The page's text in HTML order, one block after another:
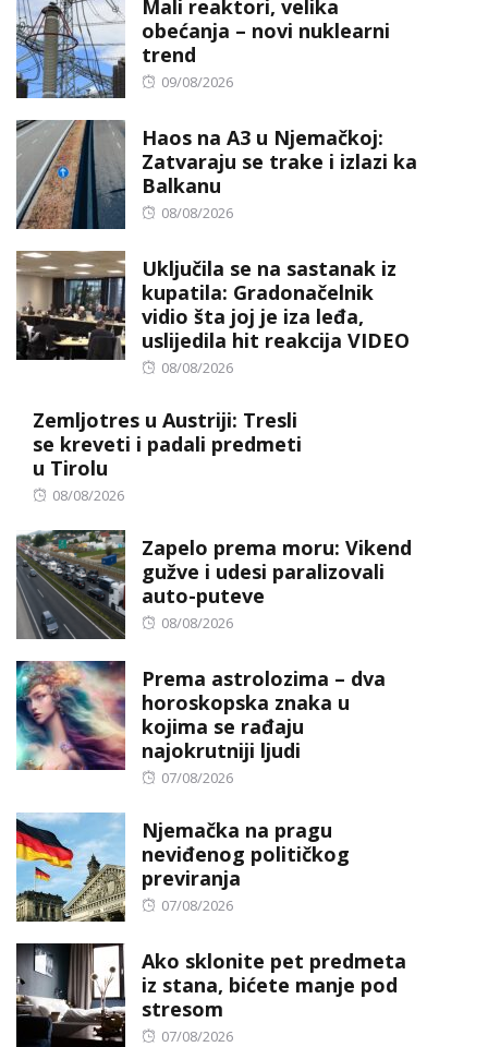
Mali reaktori, velika
obećanja – novi nuklearni
trend
Posted
09/08/2026
Haos na A3 u Njemačkoj:
Zatvaraju se trake i izlazi ka
Balkanu
Posted
08/08/2026
Uključila se na sastanak iz
kupatila: Gradonačelnik
vidio šta joj je iza leđa,
uslijedila hit reakcija VIDEO
Posted
08/08/2026
Zemljotres u Austriji: Tresli
se kreveti i padali predmeti
u Tirolu
Posted
08/08/2026
Zapelo prema moru: Vikend
gužve i udesi paralizovali
auto-puteve
Posted
08/08/2026
Prema astrolozima – dva
horoskopska znaka u
kojima se rađaju
najokrutniji ljudi
Posted
07/08/2026
Njemačka na pragu
neviđenog političkog
previranja
Posted
07/08/2026
Ako sklonite pet predmeta
iz stana, bićete manje pod
stresom
Posted
07/08/2026